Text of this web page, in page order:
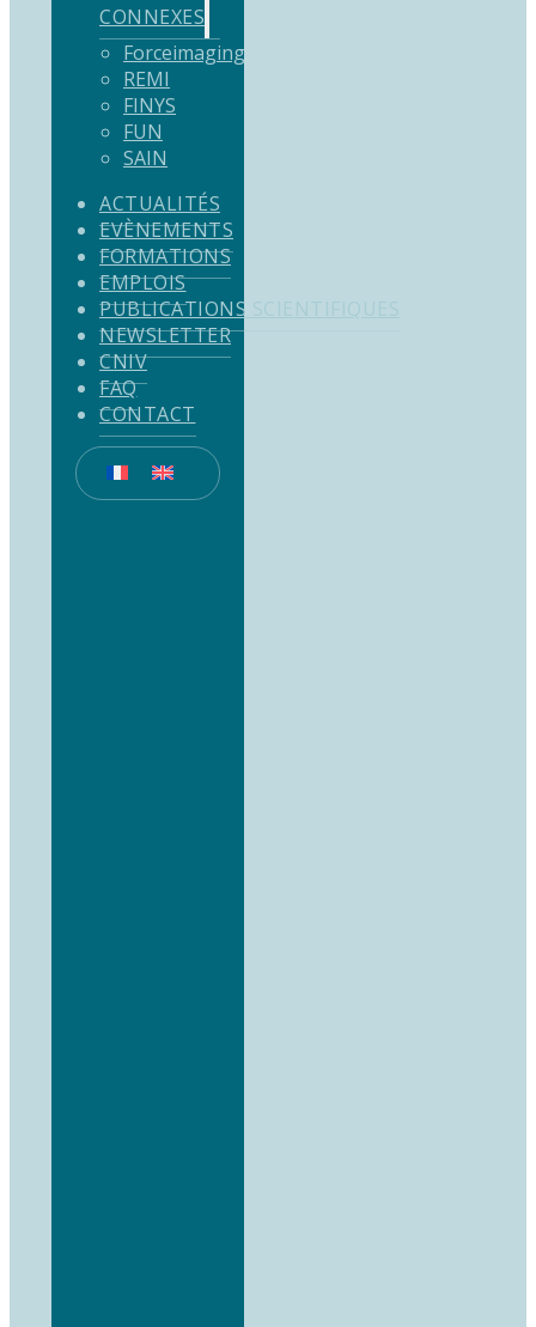
CONNEXES
Forceimaging
REMI
FINYS
FUN
SAIN
ACTUALITÉS
EVÈNEMENTS
FORMATIONS
EMPLOIS
PUBLICATIONS SCIENTIFIQUES
NEWSLETTER
CNIV
FAQ
CONTACT